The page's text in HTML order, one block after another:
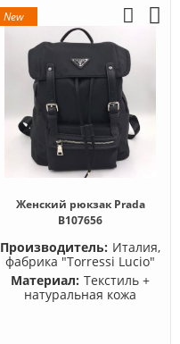
New
Женский рюкзак Prada
B107656
Производитель: Италия,
фабрика "Torressi Lucio"
Материал: Текстиль +
натуральная кожа